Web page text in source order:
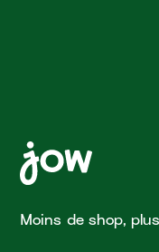
Moins de shop,